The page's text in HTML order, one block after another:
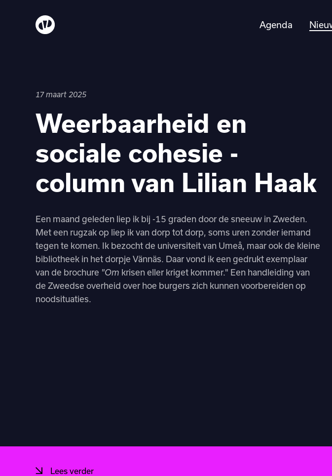
Agenda
17 maart 2025
Weerbaarheid en
sociale cohesie -
column van Lilian Haak
Een maand geleden liep ik bij -15 graden door de sneeuw in Zweden.
Met een rugzak op liep ik van dorp tot dorp, soms uren zonder iemand
tegen te komen. Ik bezocht de universiteit van Umeå, maar ook de kleine
bibliotheek in het dorpje Vännäs. Daar vond ik een gedrukt exemplaar
van de brochure "Om krisen eller kriget kommer." Een handleiding van
de Zweedse overheid over hoe burgers zich kunnen voorbereiden op
noodsituaties.
Lees verder